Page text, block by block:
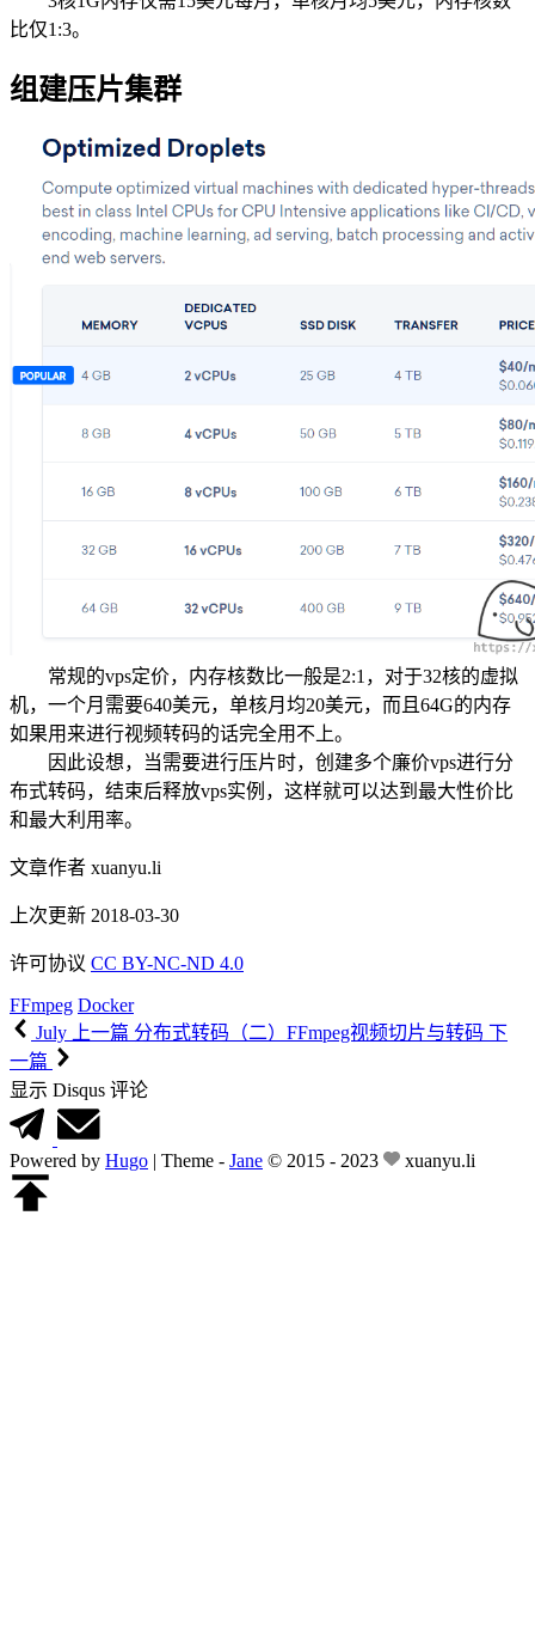
比仅1:3。
组建压片集群
常规的vps定价，内存核数比一般是2:1，对于32核的虚拟
机，一个月需要640美元，单核月均20美元，而且64G的内存
如果用来进行视频转码的话完全用不上。
因此设想，当需要进行压片时，创建多个廉价vps进行分
布式转码，结束后释放vps实例，这样就可以达到最大性价比
和最大利用率。
文章作者 xuanyu.li
上次更新 2018-03-30
许可协议 CC BY-NC-ND 4.0
FFmpeg Docker
July
上一篇 分布式转码（二）FFmpeg视频切片与转码 下
一篇
显示 Disqus 评论
Powered by Hugo | Theme - Jane © 2015 - 2023 xuanyu.li